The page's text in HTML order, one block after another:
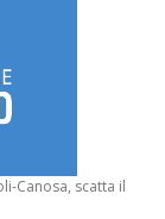
Canosa, scatta il